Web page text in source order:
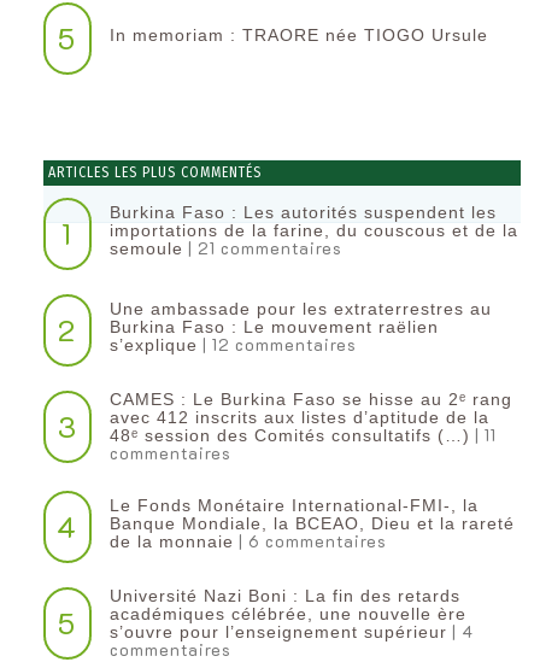
5 In memoriam : TRAORE née TIOGO Ursule
ARTICLES LES PLUS COMMENTÉS
1
Burkina Faso : Les autorités suspendent les
importations de la farine, du couscous et de la
semoule | 21 commentaires
2
Une ambassade pour les extraterrestres au
Burkina Faso : Le mouvement raëlien
s’explique | 12 commentaires
3
CAMES : Le Burkina Faso se hisse au 2ᵉ rang
avec 412 inscrits aux listes d’aptitude de la
48ᵉ session des Comités consultatifs (…) | 11
commentaires
4
Le Fonds Monétaire International-FMI-, la
Banque Mondiale, la BCEAO, Dieu et la rareté
de la monnaie | 6 commentaires
5
Université Nazi Boni : La fin des retards
académiques célébrée, une nouvelle ère
s’ouvre pour l’enseignement supérieur | 4
commentaires